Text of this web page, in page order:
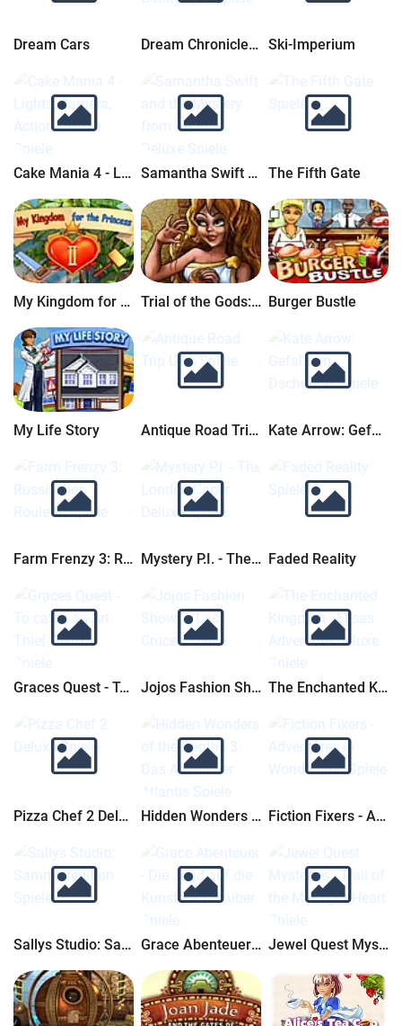
Dream Cars Dream Chronicles: The Book of Air Ski-Imperium
Cake Mania 4 - Lights, Camera, Action Deluxe Samantha Swift and the Mystery from Atlantis Deluxe The Fifth Gate
My Kingdom for the Princess 2 Trial of the Gods: Ariadnes Odyssee Burger Bustle
My Life Story Antique Road Trip USA Kate Arrow: Gefahr im Dschungel
Farm Frenzy 3: Russisches Roulette Mystery P.I. - The London Caper Deluxe Faded Reality
Graces Quest - To catch an Art Thief Deluxe Jojos Fashion Show 2: Las Cruces The Enchanted Kingdom - Elisas Adventure Deluxe
Pizza Chef 2 Deluxe Hidden Wonders of the Depths 3: Das Abenteuer Atlantis Fiction Fixers - Adventures in Wonderland
Sallys Studio: Sammleredition Grace Abenteuer - Die Jagd auf die Kunstr&#228;uber Jewel Quest Mysteries - Trail of the Midnight Heart